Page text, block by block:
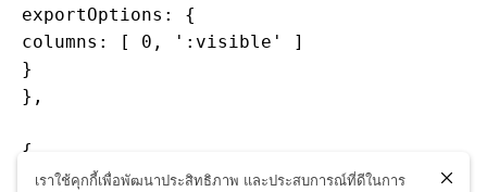
exportOptions: {
columns: [ 0, ':visible' ]
}
},
{
extend: 'csvHtml5',
เราใช้คุกกี้เพื่อพัฒนาประสิทธิภาพ และประสบการณ์ที่ดีในการ